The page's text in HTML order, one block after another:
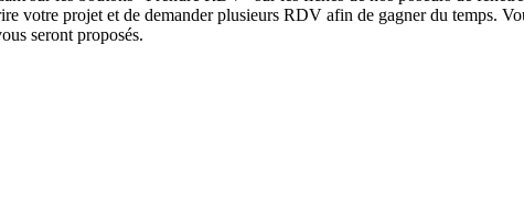
votre projet et de demander plusieurs RDV afin de gagner du temps.
seront proposés.